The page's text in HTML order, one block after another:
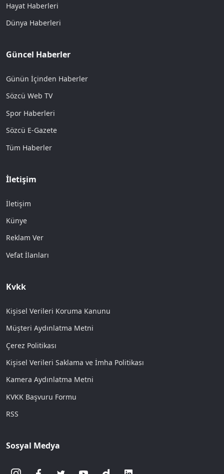
Hayat Haberleri
Dünya Haberleri
Güncel Haberler
Günün İçinden Haberler
Sözcü Web TV
Spor Haberleri
Sözcü E-Gazete
Tüm Haberler
İletişim
İletişim
Künye
Reklam Ver
Vefat İlanları
Kvkk
Kişisel Verileri Koruma Kanunu
Müşteri Aydınlatma Metni
Çerez Politikası
Kişisel Verileri Saklama ve İmha Politikası
Kamera Aydınlatma Metni
KVKK Başvuru Formu
RSS
Sosyal Medya